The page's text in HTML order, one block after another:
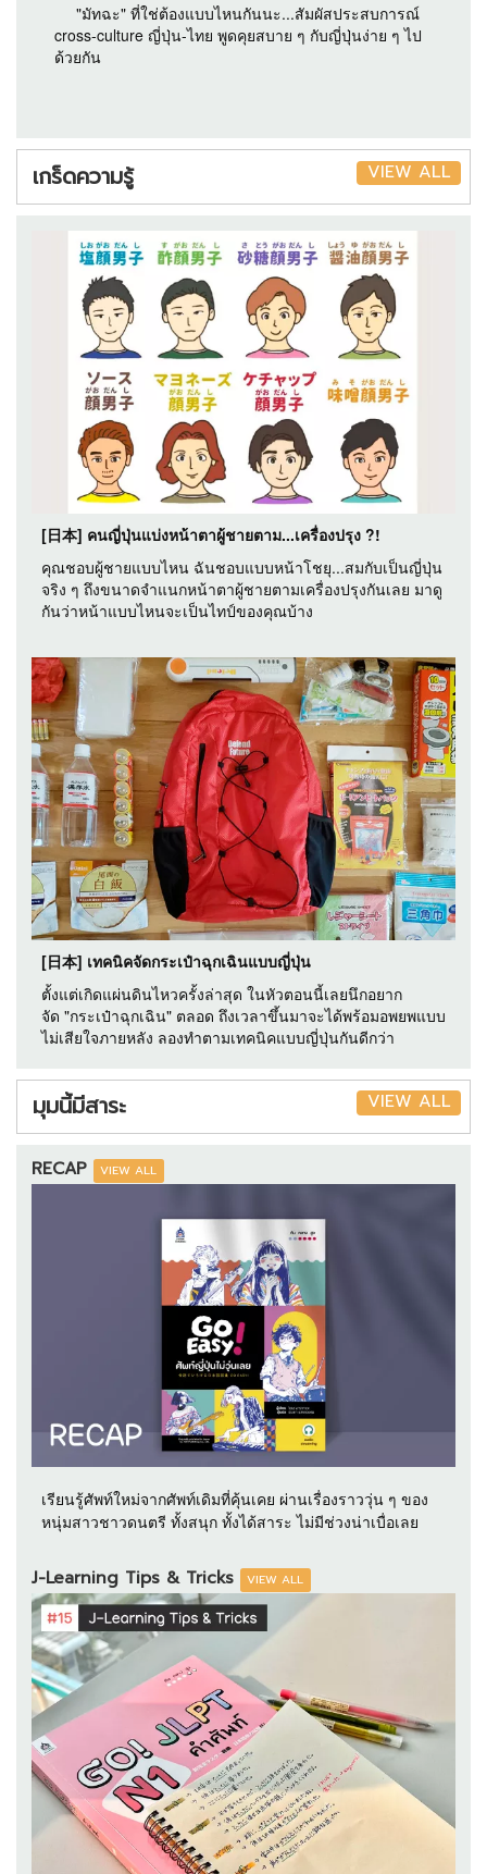
"มัทฉะ" ที่ใช่ต้องแบบไหนกันนะ...สัมผัสประสบการณ์
cross-culture ญี่ปุ่น-ไทย พูดคุยสบาย ๆ กับญี่ปุ่นง่าย ๆ ไป
ด้วยกัน
เกร็ดความรู้ VIEW ALL
[日本] คนญี่ปุ่นแบ่งหน้าตาผู้ชายตาม...เครื่องปรุง ?!
คุณชอบผู้ชายแบบไหน ฉันชอบแบบหน้าโชยุ...สมกับเป็นญี่ปุ่น
จริง ๆ ถึงขนาดจำแนกหน้าตาผู้ชายตามเครื่องปรุงกันเลย มาดู
กันว่าหน้าแบบไหนจะเป็นไทป์ของคุณบ้าง
[日本] เทคนิคจัดกระเป๋าฉุกเฉินแบบญี่ปุ่น
ตั้งแต่เกิดแผ่นดินไหวครั้งล่าสุด ในหัวตอนนี้เลยนึกอยาก
จัด "กระเป๋าฉุกเฉิน" ตลอด ถึงเวลาขึ้นมาจะได้พร้อมอพยพแบบ
ไม่เสียใจภายหลัง ลองทำตามเทคนิคแบบญี่ปุ่นกันดีกว่า
มุมนี้มีสาระ VIEW ALL
RECAP VIEW ALL
เรียนรู้ศัพท์ใหม่จากศัพท์เดิมที่คุ้นเคย ผ่านเรื่องราววุ่น ๆ ของ
หนุ่มสาวชาวดนตรี ทั้งสนุก ทั้งได้สาระ ไม่มีช่วงน่าเบื่อเลย
J-Learning Tips & Tricks VIEW ALL